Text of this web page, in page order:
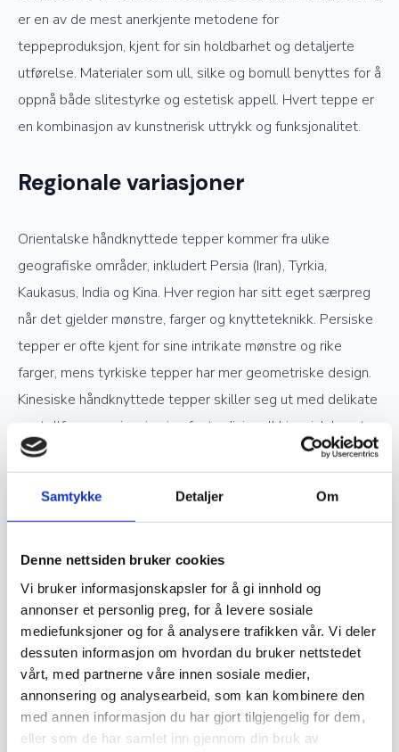
Samtykke Detaljer Om
Denne nettsiden bruker cookies
Vi bruker informasjonskapsler for å gi innhold og
annonser et personlig preg, for å levere sosiale
mediefunksjoner og for å analysere trafikken vår. Vi deler
dessuten informasjon om hvordan du bruker nettstedet
vårt, med partnerne våre innen sosiale medier,
annonsering og analysearbeid, som kan kombinere den
med annen informasjon du har gjort tilgjengelig for dem,
eller som de har samlet inn gjennom din bruk av
er en av de mest anerkjente metodene for
teppeproduksjon, kjent for sin holdbarhet og detaljerte
utførelse. Materialer som ull, silke og bomull benyttes for å
oppnå både slitestyrke og estetisk appell. Hvert teppe er
en kombinasjon av kunstnerisk uttrykk og funksjonalitet.
Regionale variasjoner
Orientalske håndknyttede tepper kommer fra ulike
geografiske områder, inkludert Persia (Iran), Tyrkia,
Kaukasus, India og Kina. Hver region har sitt eget særpreg
når det gjelder mønstre, farger og knytteteknikk. Persiske
tepper er ofte kjent for sine intrikate mønstre og rike
farger, mens tyrkiske tepper har mer geometriske design.
Kinesiske håndknyttede tepper skiller seg ut med delikate
pastellfarger og inspirasjon fra tradisjonell kinesisk kunst.
Verdsettelse og investering
samlerobjekter og kan være en god investering. Jo høyere
kvalitet og finere knytting et teppe har, desto mer
verdifullt blir det over tid. Opprinnelse, materialvalg og
knutetetthet spiller en stor rolle i vurderingen av et teppes
verdi, og godt vedlikeholdte håndknyttede tepper kan gå i
arv i generasjoner.